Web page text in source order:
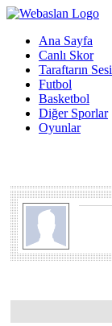
Ana Sayfa
Canlı Skor
Taraftarın Sesi
Futbol
Basketbol
Diğer Sporlar
Oyunlar